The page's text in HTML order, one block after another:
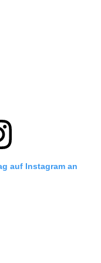
auf Instagram an